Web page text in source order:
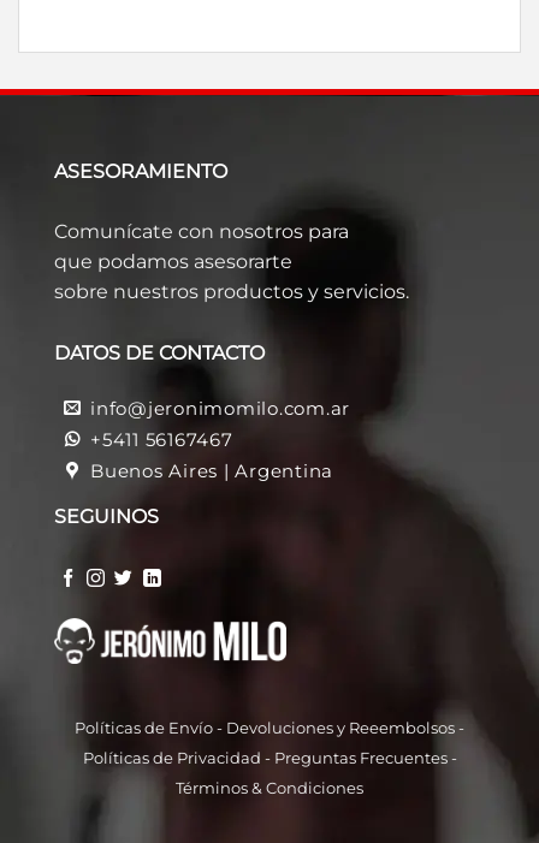
ASESORAMIENTO
Comunícate con nosotros para
que podamos asesorarte
sobre nuestros productos y servicios.
DATOS DE CONTACTO
info@jeronimomilo.com.ar
+5411 56167467
Buenos Aires | Argentina
SEGUINOS
Políticas de Envío - Devoluciones y Reeembolsos -
Políticas de Privacidad - Preguntas Frecuentes-
Términos & Condiciones